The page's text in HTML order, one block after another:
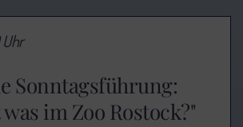
Sonntagsführung:
im Zoo Rostock?"
Uhr